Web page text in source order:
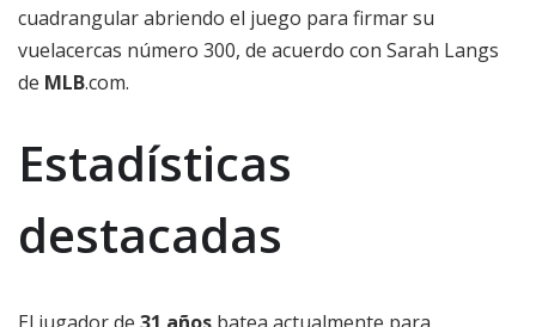
cuadrangular abriendo el juego para firmar su
vuelacercas número 300, de acuerdo con Sarah Langs
de MLB.com.
Estadísticas
destacadas